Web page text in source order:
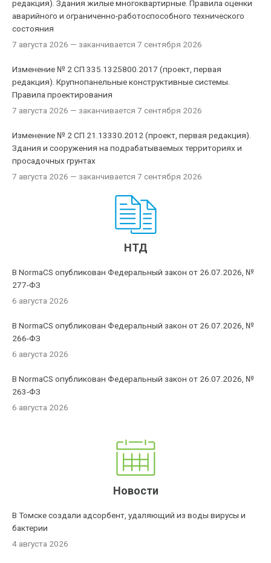
редакция). Здания жилые многоквартирные. Правила оценки
аварийного и ограниченно-работоспособного технического
состояния
7 августа 2026 — заканчивается 7 сентября 2026
Изменение № 2 СП 335.1325800.2017 (проект, первая
редакция). Крупнопанельные конструктивные системы.
Правила проектирования
7 августа 2026 — заканчивается 7 сентября 2026
Изменение № 2 СП 21.13330.2012 (проект, первая редакция).
Здания и сооружения на подрабатываемых территориях и
просадочных грунтах
7 августа 2026 — заканчивается 7 сентября 2026
НТД
В NormaCS опубликован Федеральный закон от 26.07.2026, №
277-ФЗ
6 августа 2026
В NormaCS опубликован Федеральный закон от 26.07.2026, №
266-ФЗ
6 августа 2026
В NormaCS опубликован Федеральный закон от 26.07.2026, №
263-ФЗ
6 августа 2026
Новости
В Томске создали адсорбент, удаляющий из воды вирусы и
бактерии
4 августа 2026